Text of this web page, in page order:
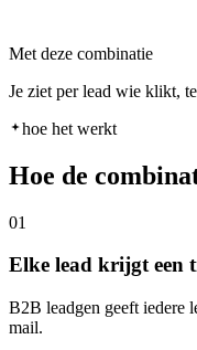
Met deze combinatie
Je ziet per lead wie klikt,
hoe het werkt
Hoe de
01
Elke lead krijgt een
B2B leadgen geeft iedere
mail.